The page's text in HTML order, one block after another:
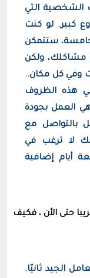
الشخصية التي
كبير. لو كنت
ستتمكن
مشاكلك، ولكن
وفي كل مكان..
هذه الظروف
العمل بجودة
بالتواصل مع
لا ترغب في
أيام إضافية
350 عميل تقريبا حتى الأن ، فكيف
الجيد ثانيًا.